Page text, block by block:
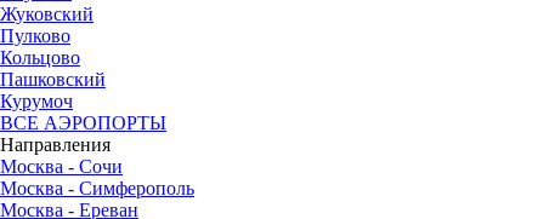
Жуковский
Пулково
Кольцово
Пашковский
Курумоч
ВСЕ АЭРОПОРТЫ
Направления
Москва - Сочи
Москва - Симферополь
Москва - Ереван